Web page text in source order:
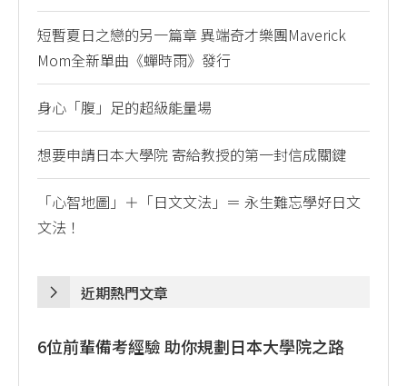
短暫夏日之戀的另一篇章 異端奇才樂團Maverick
Mom全新單曲《蟬時雨》發行
身心「腹」足的超級能量場
想要申請日本大學院 寄給教授的第一封信成關鍵
「心智地圖」＋「日文文法」＝ 永生難忘學好日文
文法！
近期熱門文章
6位前輩備考經驗 助你規劃日本大學院之路